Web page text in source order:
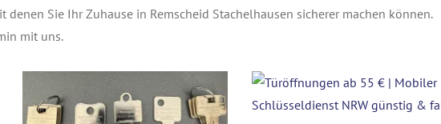
denen Sie Ihr Zuhause in Remscheid Stachelhausen sicherer machen können.
mit uns.